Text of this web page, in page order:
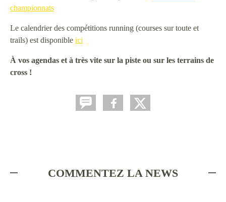
championnats
Le calendrier des compétitions running (courses sur toute et
trails) est disponible ici
À vos agendas et à très vite sur la piste ou sur les terrains de
cross !
COMMENTEZ LA NEWS